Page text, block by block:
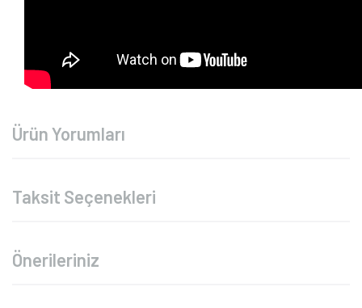
Ürün Yorumları
Taksit Seçenekleri
Önerileriniz